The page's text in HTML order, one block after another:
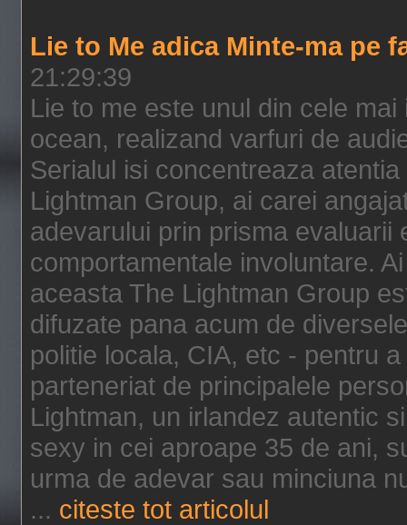
Lie to Me adica Minte-ma pe
21:29:39
Lie to me este unul din cele
ocean, realizand varfuri de
Serialul isi concentreaza
Lightman Group, ai carei
adevarului prin prisma evaluarii
comportamentale involuntare.
aceasta The Lightman Group
difuzate pana acum de
politie locala, CIA, etc - pentru
parteneriat de principalele
Lightman, un irlandez autentic
sexy in cei aproape 35 de ani,
urma de adevar sau minciuna
... citeste tot articolul